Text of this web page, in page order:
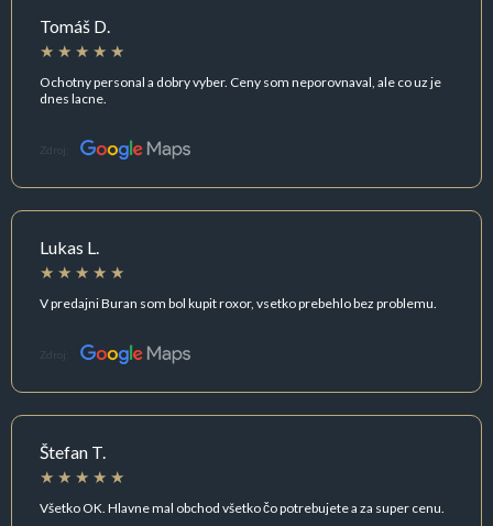
Tomáš D.
Ochotny personal a dobry vyber. Ceny som neporovnaval, ale co uz je
dnes lacne.
Zdroj:
Lukas L.
V predajni Buran som bol kupit roxor, vsetko prebehlo bez problemu.
Zdroj:
Štefan T.
Všetko OK. Hlavne mal obchod všetko čo potrebujete a za super cenu.